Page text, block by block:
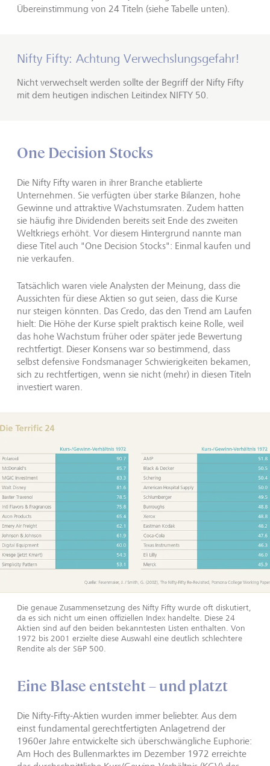
Übereinstimmung von 24 Titeln (siehe Tabelle unten).
Nifty Fifty: Achtung Verwechslungsgefahr!
Nicht verwechselt werden sollte der Begriff der Nifty Fifty
mit dem heutigen indischen Leitindex NIFTY 50.
One Decision Stocks
Die Nifty Fifty waren in ihrer Branche etablierte
Unternehmen. Sie verfügten über starke Bilanzen, hohe
Gewinne und attraktive Wachstumsraten. Zudem hatten
sie häufig ihre Dividenden bereits seit Ende des zweiten
Weltkriegs erhöht. Vor diesem Hintergrund nannte man
diese Titel auch "One Decision Stocks": Einmal kaufen und
nie verkaufen.
Tatsächlich waren viele Analysten der Meinung, dass die
Aussichten für diese Aktien so gut seien, dass die Kurse
nur steigen könnten. Das Credo, das den Trend am Laufen
hielt: Die Höhe der Kurse spielt praktisch keine Rolle, weil
das hohe Wachstum früher oder später jede Bewertung
rechtfertigt. Dieser Konsens war so bestimmend, dass
selbst defensive Fondsmanager Schwierigkeiten bekamen,
sich zu rechtfertigen, wenn sie nicht (mehr) in diesen Titeln
investiert waren.
Die genaue Zusammensetzung des Nifty Fifty wurde oft diskutiert,
da es sich nicht um einen offiziellen Index handelte. Diese 24
Aktien sind auf den beiden bekanntesten Listen enthalten. Von
1972 bis 2001 erzielte diese Auswahl eine deutlich schlechtere
Rendite als der S&P 500.
Eine Blase entsteht – und platzt
Die Nifty-Fifty-Aktien wurden immer beliebter. Aus dem
einst fundamental gerechtfertigten Anlagetrend der
1960er Jahre entwickelte sich überschwängliche Euphorie:
Am Hoch des Bullenmarktes im Dezember 1972 erreichte